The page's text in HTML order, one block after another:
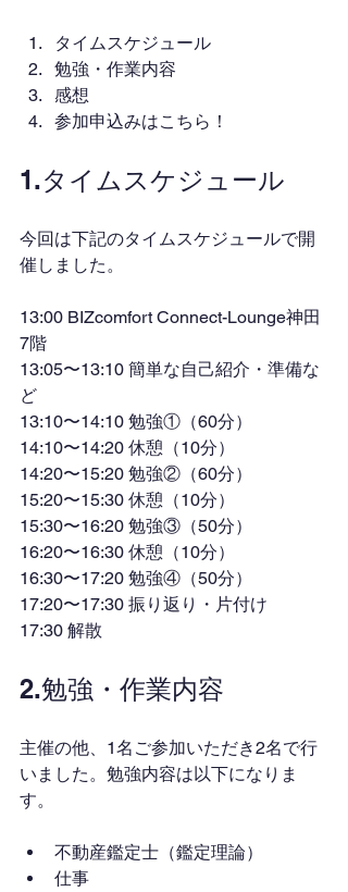
タイムスケジュール
勉強・作業内容
感想
参加申込みはこちら！
1.タイムスケジュール
今回は下記のタイムスケジュールで開
催しました。
13:00 BIZcomfort Connect-Lounge神田
7階
13:05〜13:10 簡単な自己紹介・準備な
ど
13:10〜14:10 勉強①（60分）
14:10〜14:20 休憩（10分）
14:20〜15:20 勉強②（60分）
15:20〜15:30 休憩（10分）
15:30〜16:20 勉強③（50分）
16:20〜16:30 休憩（10分）
16:30〜17:20 勉強④（50分）
17:20〜17:30 振り返り・片付け
17:30 解散
2.勉強・作業内容
主催の他、1名ご参加いただき2名で行
いました。勉強内容は以下になりま
す。
不動産鑑定士（鑑定理論）
仕事